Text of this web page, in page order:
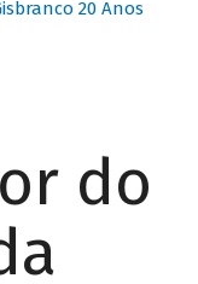
20 Anos
do